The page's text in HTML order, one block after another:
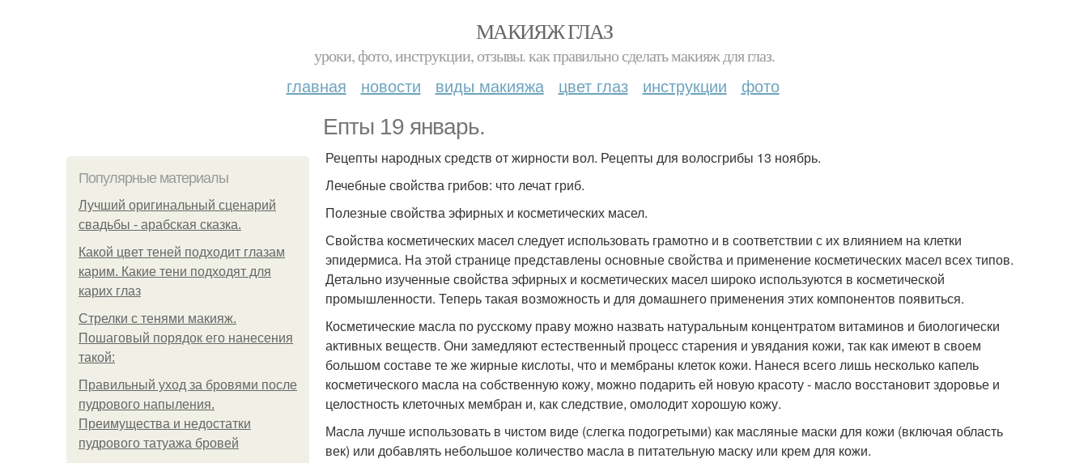
МАКИЯЖ ГЛАЗ
уроки, фото, инструкции, отзывы. как правильно сделать макияж для глаз.
главная новости виды макияжа цвет глаз инструкции фото
Епты 19 январь.
Популярные материалы
Лучший оригинальный сценарий
свадьбы - арабская сказка.
Какой цвет теней подходит глазам
карим. Какие тени подходят для
карих глаз
Стрелки с тенями макияж.
Пошаговый порядок его нанесения
такой:
Правильный уход за бровями после
пудрового напыления.
Преимущества и недостатки
пудрового татуажа бровей
Рецепты народных средств от жирности вол. Рецепты для волосгрибы 13 ноябрь.
Лечебные свойства грибов: что лечат гриб.
Полезные свойства эфирных и косметических масел.
Свойства косметических масел следует использовать грамотно и в соответствии с их влиянием на клетки
эпидермиса. На этой странице представлены основные свойства и применение косметических масел всех типов.
Детально изученные свойства эфирных и косметических масел широко используются в косметической
промышленности. Теперь такая возможность и для домашнего применения этих компонентов появиться.
Косметические масла по русскому праву можно назвать натуральным концентратом витаминов и биологически
активных веществ. Они замедляют естественный процесс старения и увядания кожи, так как имеют в своем
большом составе те же жирные кислоты, что и мембраны клеток кожи. Нанеся всего лишь несколько капель
косметического масла на собственную кожу, можно подарить ей новую красоту - масло восстановит здоровье и
целостность клеточных мембран и, как следствие, омолодит хорошую кожу.
Масла лучше использовать в чистом виде (слегка подогретыми) как масляные маски для кожи (включая область
век) или добавлять небольшое количество масла в питательную маску или крем для кожи.